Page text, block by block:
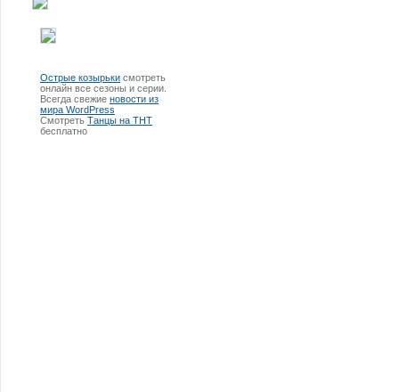
Острые козырьки смотреть
онлайн все сезоны и серии.
Всегда свежие новости из
мира WordPress
Смотреть Танцы на ТНТ
бесплатно